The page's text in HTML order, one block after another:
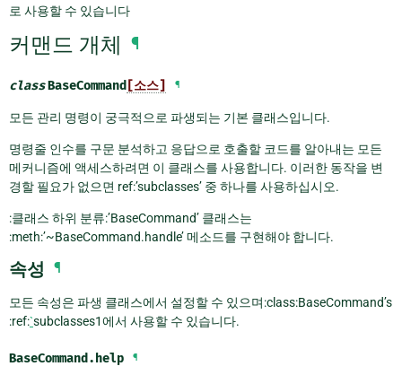
로 사용할 수 있습니다
커맨드 개체 ¶
classBaseCommand [소스] ¶
모든 관리 명령이 궁극적으로 파생되는 기본 클래스입니다.
명령줄 인수를 구문 분석하고 응답으로 호출할 코드를 알아내는 모든
메커니즘에 액세스하려면 이 클래스를 사용합니다. 이러한 동작을 변
경할 필요가 없으면 ref:’subclasses’ 중 하나를 사용하십시오.
:클래스 하위 분류:’BaseCommand’ 클래스는
:meth:’~BaseCommand.handle’ 메소드를 구현해야 합니다.
속성 ¶
모든 속성은 파생 클래스에서 설정할 수 있으며:class:BaseCommand’s
:ref:`subclasses1에서 사용할 수 있습니다.
BaseCommand.help ¶